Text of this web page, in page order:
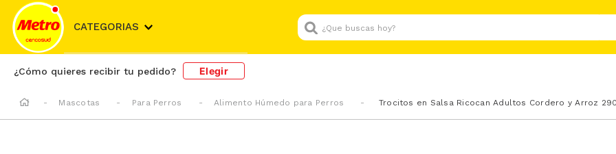
CATEGORIAS
¿Que buscas hoy?
¿Cómo quieres recibir tu pedido? Elegir
Mascotas Para Perros Alimento Húmedo para Perros Trocitos en Salsa Ricocan Adultos Cordero y Arroz